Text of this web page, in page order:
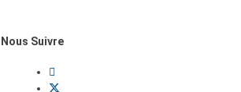
Nous Suivre